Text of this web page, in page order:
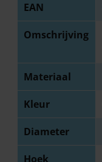
EAN
Omschrijving
Materiaal
Kleur
Diameter
Hoek